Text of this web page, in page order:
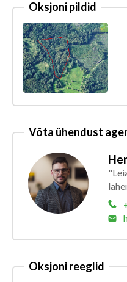
Oksjoni pildid
Võta ühendust
Oksjoni reeglid